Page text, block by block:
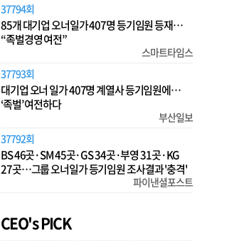
37794회
85개 대기업 오너일가 407명 등기임원 등재…
“족벌경영 여전”
스마트타임스
37793회
대기업 오너 일가 407명 계열사 등기임원에…
‘족벌’ 여전하다
부산일보
37792회
BS 46곳·SM 45곳·GS 34곳·부영 31곳·KG
27곳…그룹 오너일가 등기임원 조사결과 '충격'
파이낸셜포스트
CEO's PICK